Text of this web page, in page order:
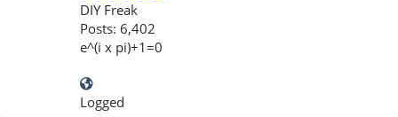
DIY Freak
Posts: 6,402
e^(i x pi)+1=0
Logged